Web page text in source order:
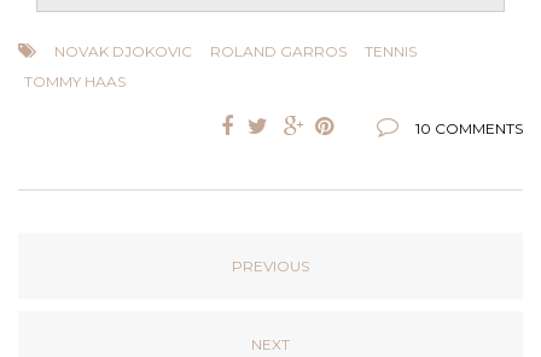
NOVAK DJOKOVIC ROLAND GARROS
TENNIS
TOMMY HAAS
10 COMMENTS
PREVIOUS
NEXT